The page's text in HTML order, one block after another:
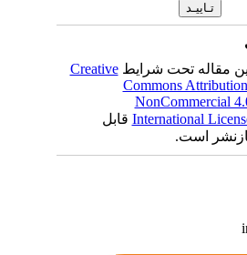
مقاله تحت شرایطCreative
Commons
NonCommercial
Internationalقابل
است.